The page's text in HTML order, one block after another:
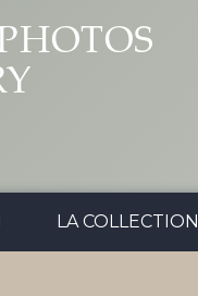
LA COLLECTION